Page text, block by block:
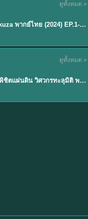
ดูทั้งหมด »
EP.6Like a Dragon Yakuza พากย์ไทย (2024) EP.1-6 (จบ)
ดูทั้งหมด »
EP.1วีรบุรุษไร้พรมแดน พิชิตแผ่นดิน วิศวกรทะลุมิติ พลิกแผ่นดิน